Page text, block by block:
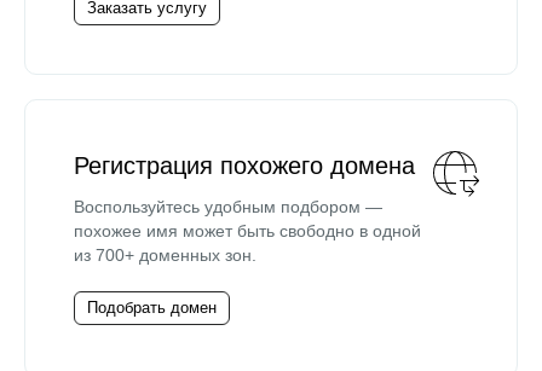
Заказать услугу
Регистрация похожего домена
Воспользуйтесь удобным подбором —
похожее имя может быть свободно в одной
из 700+ доменных зон.
Подобрать домен